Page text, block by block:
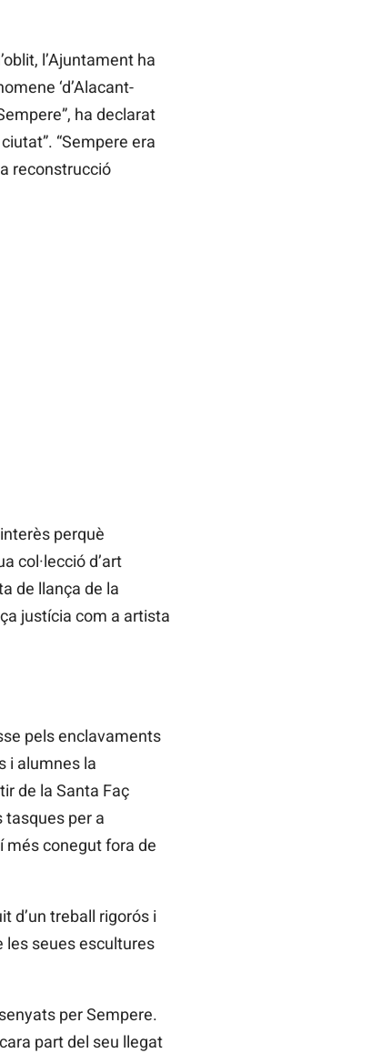
l’Ajuntament ha
‘d’Alacant-
ha declarat
“Sempere era
reconstrucció
perquè
col·lecció d’art
de llança de la
justícia com a artista
pels enclavaments
i alumnes la
de la Santa Faç
tasques per a
més conegut fora de
d’un treball rigorós i
les seues escultures
per Sempere.
part del seu llegat